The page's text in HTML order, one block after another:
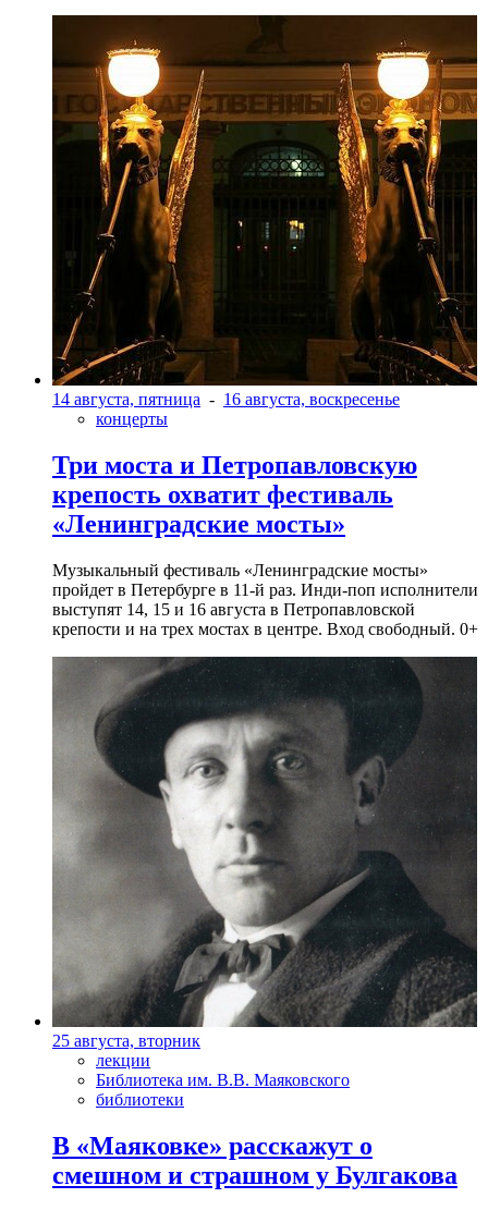
14 августа, пятница - 16 августа, воскресенье
концерты
Три моста и Петропавловскую
крепость охватит фестиваль
«Ленинградские мосты»
Музыкальный фестиваль «Ленинградские мосты»
пройдет в Петербурге в 11-й раз. Инди-поп исполнители
выступят 14, 15 и 16 августа в Петропавловской
крепости и на трех мостах в центре. Вход свободный. 0+
25 августа, вторник
лекции
Библиотека им. В.В. Маяковского
библиотеки
В «Маяковке» расскажут о
смешном и страшном у Булгакова